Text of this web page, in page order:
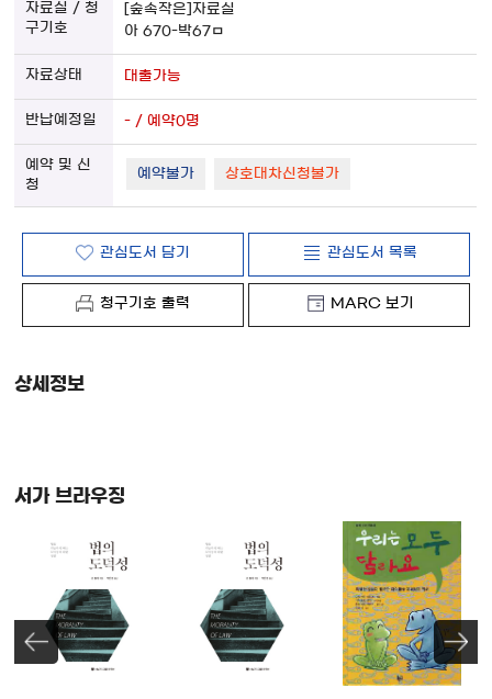
[숲속작은]자료실
아 670-박67ㅁ
대출가능
- / 예약0명
예약불가 상호대차신청불가
관심도서 담기 관심도서 목록
청구기호 출력 MARC 보기
상세정보
서가 브라우징